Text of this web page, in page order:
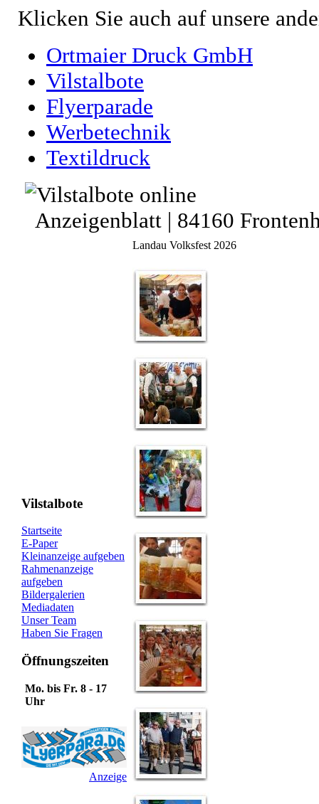
Klicken Sie auch auf unsere
Ortmaier Druck GmbH
Vilstalbote
Flyerparade
Werbetechnik
Textildruck
Anzeigenblatt | 84160
Vilstalbote
Startseite
E-Paper
Kleinanzeige aufgeben
Rahmenanzeige
aufgeben
Bildergalerien
Mediadaten
Unser Team
Haben Sie Fragen
Öffnungszeiten
Mo. bis Fr. 8 - 17
Uhr
Anzeige
Landau Volksfest 2026